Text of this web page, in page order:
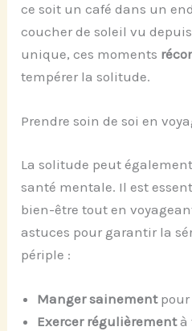
ce soit un café dans un
coucher de soleil vu
unique, ces moments
tempérer la solitude.
Prendre soin de soi en
La solitude peut
santé mentale. Il est
bien-être tout en
astuces pour garantir la
périple :
Manger sainementpour
Exercer régulièrementà